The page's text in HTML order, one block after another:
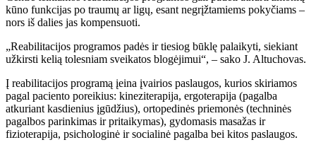
kūno funkcijas po traumų ar ligų, esant negrįžtamiems pokyčiams –
nors iš dalies jas kompensuoti.
„Reabilitacijos programos padės ir tiesiog būklę palaikyti, siekiant
užkirsti kelią tolesniam sveikatos blogėjimui“, – sako J. Altuchovas.
Į reabilitacijos programą įeina įvairios paslaugos, kurios skiriamos
pagal paciento poreikius: kineziterapija, ergoterapija (pagalba
atkuriant kasdienius įgūdžius), ortopedinės priemonės (techninės
pagalbos parinkimas ir pritaikymas), gydomasis masažas ir
fizioterapija, psichologinė ir socialinė pagalba bei kitos paslaugos.